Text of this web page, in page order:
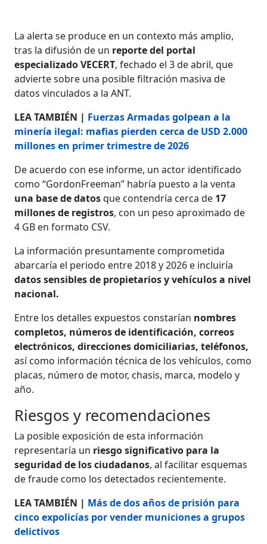
La alerta se produce en un contexto más amplio,
tras la difusión de un reporte del portal
especializado VECERT, fechado el 3 de abril, que
advierte sobre una posible filtración masiva de
datos vinculados a la ANT.
LEA TAMBIÉN | Fuerzas Armadas golpean a la
minería ilegal: mafias pierden cerca de USD 2.000
millones en primer trimestre de 2026
De acuerdo con ese informe, un actor identificado
como “GordonFreeman” habría puesto a la venta
una base de datosque contendría cerca de 17
millones de registros, con un peso aproximado de
4 GB en formato CSV.
La información presuntamente comprometida
abarcaría el periodo entre 2018 y 2026 e incluiría
datos sensibles de propietarios y vehículos a nivel
nacional.
Entre los detalles expuestos constarían nombres
completos, números de identificación, correos
electrónicos, direcciones domiciliarias, teléfonos,
así como información técnica de los vehículos, como
placas, número de motor, chasis, marca, modelo y
año.
Riesgos y recomendaciones
La posible exposición de esta información
representaría un riesgo significativo para la
seguridad de los ciudadanos, al facilitar esquemas
de fraude como los detectados recientemente.
LEA TAMBIÉN | Más de dos años de prisión para
cinco expolicías por vender municiones a grupos
delictivos